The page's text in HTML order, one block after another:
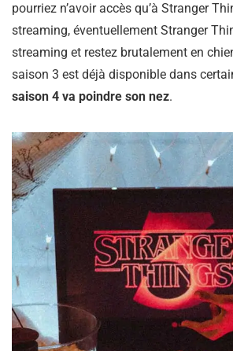
pourriez n’avoir accès qu’à Stranger
streaming, éventuellement Stranger
streaming et restez brutalement en
saison 3 est déjà disponible dans
saison 4 va poindre son nez.